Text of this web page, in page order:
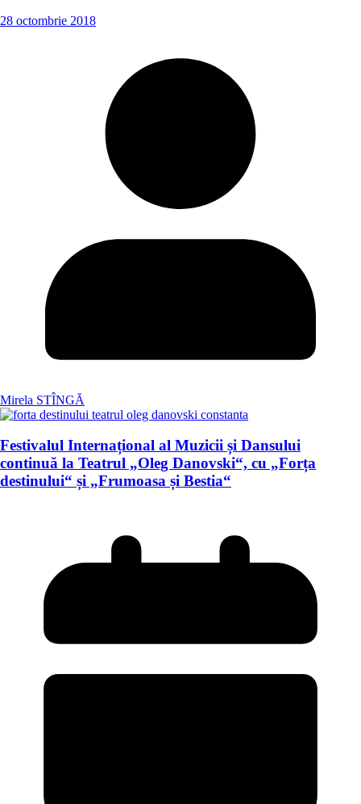
28 octombrie 2018
Mirela STÎNGĂ
Festivalul Internațional al Muzicii și Dansului
continuă la Teatrul „Oleg Danovski“, cu „Forța
destinului“ și „Frumoasa și Bestia“